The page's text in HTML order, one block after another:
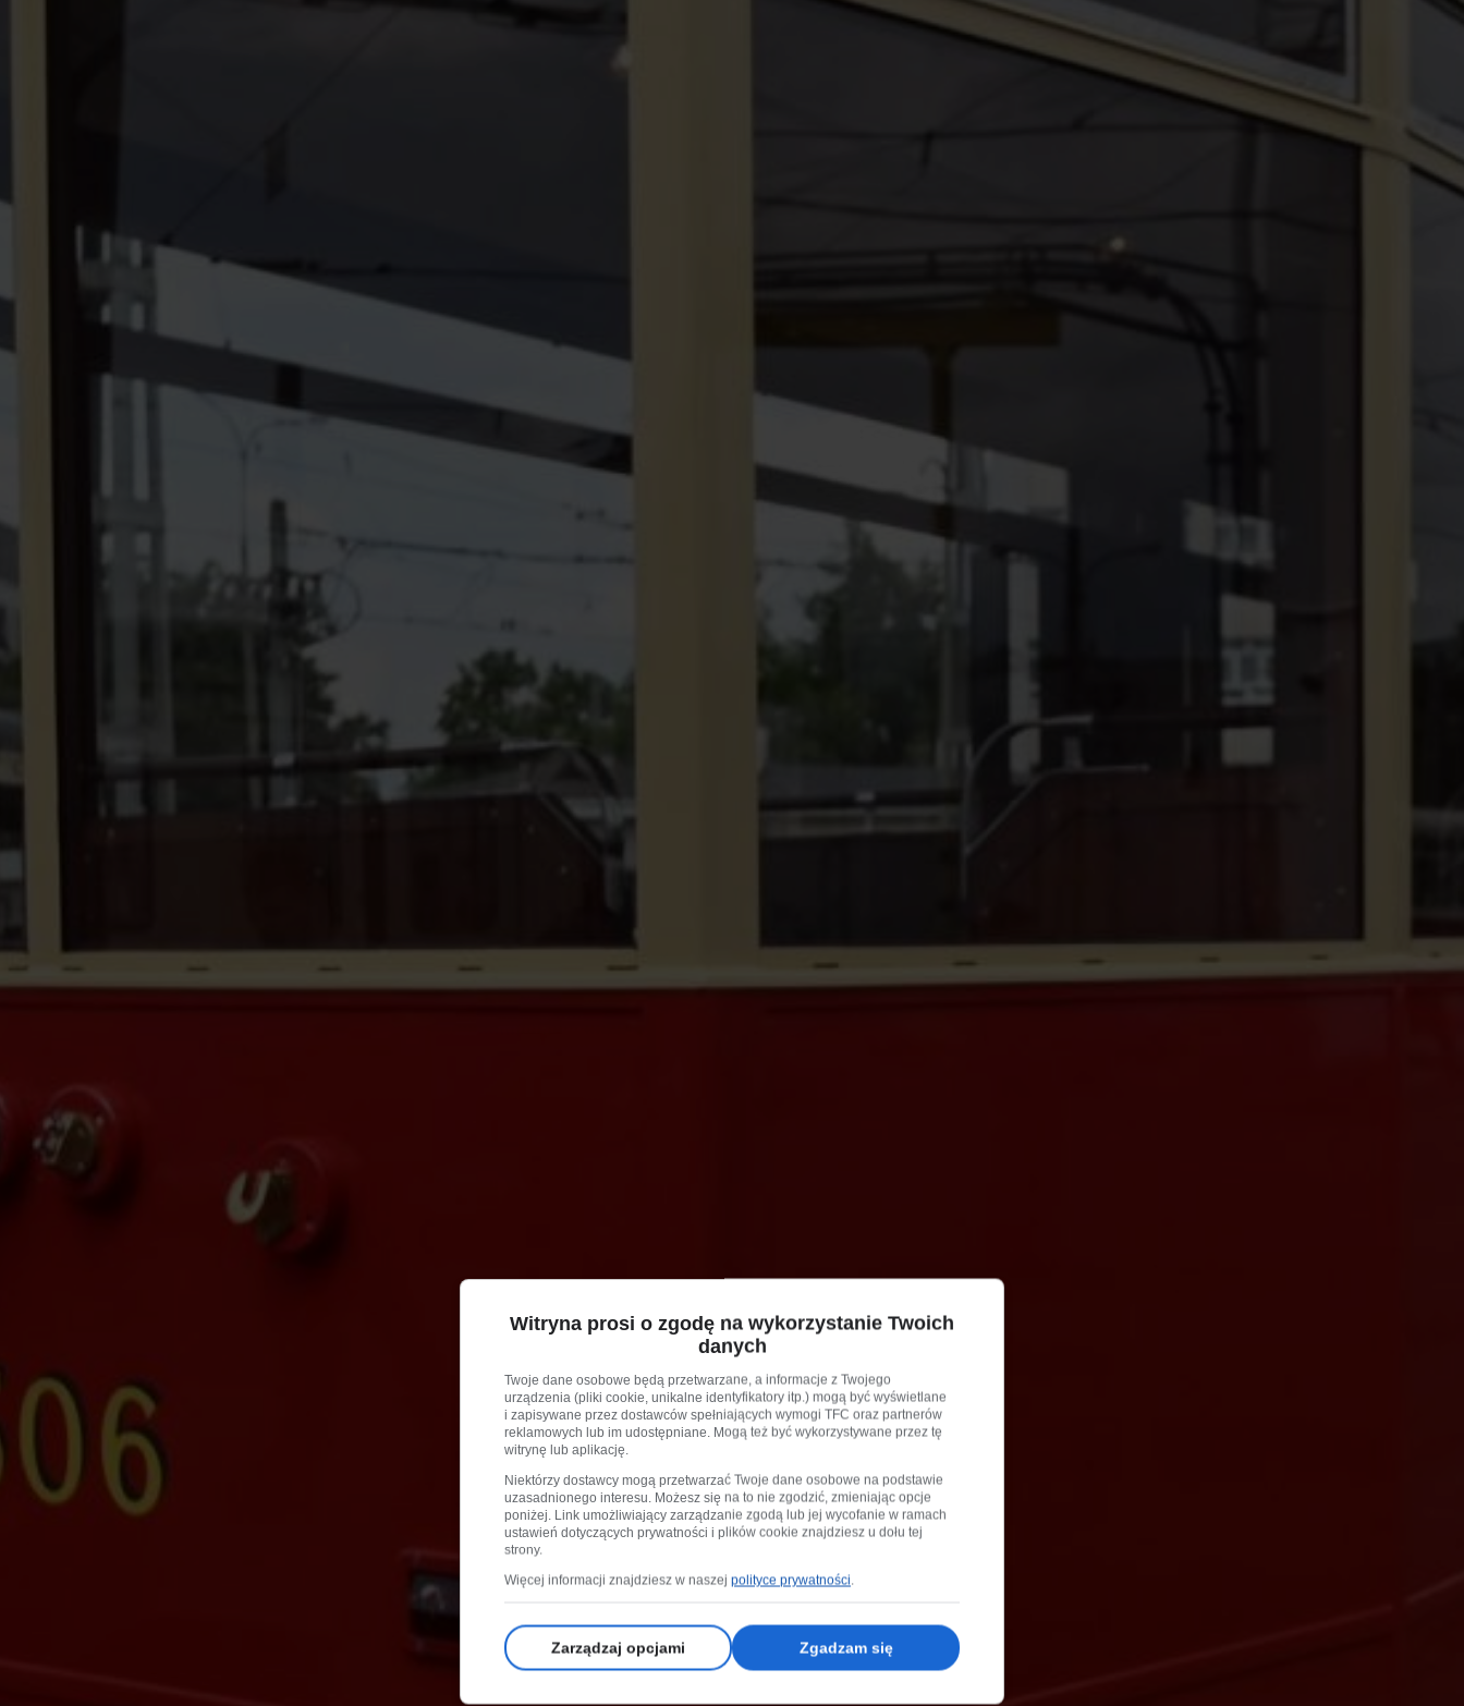
Witryna prosi o zgodę na wykorzystanie Twoich
danych
Twoje dane osobowe będą przetwarzane, a informacje z Twojego
urządzenia (pliki cookie, unikalne identyfikatory itp.) mogą być wyświetlane
i zapisywane przez dostawców spełniających wymogi TFC oraz partnerów
reklamowych lub im udostępniane. Mogą też być wykorzystywane przez tę
witrynę lub aplikację.
Niektórzy dostawcy mogą przetwarzać Twoje dane osobowe na podstawie
uzasadnionego interesu. Możesz się na to nie zgodzić, zmieniając opcje
poniżej. Link umożliwiający zarządzanie zgodą lub jej wycofanie w ramach
ustawień dotyczących prywatności i plików cookie znajdziesz u dołu tej
strony.
Więcej informacji znajdziesz w naszej polityce prywatności.
Zarządzaj opcjami Zgadzam się